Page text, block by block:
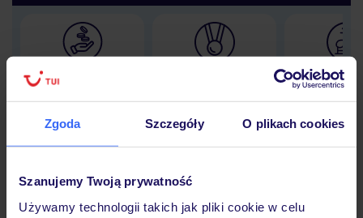
Zgoda Szczegóły O plikach cookies
Szanujemy Twoją prywatność
Używamy technologii takich jak pliki cookie w celu
Lider niskich cen 30 lat w
Hotel